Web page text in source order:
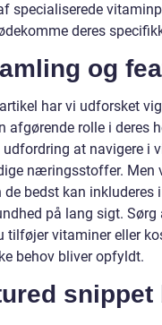
specialiserede
deres
og
har vi udforsket
afgørende rolle i deres
at navigere i
næringsstoffer. Men
de bedst kan
på lang sigt.
tilføjer vitaminer eller
behov bliver opfyldt.